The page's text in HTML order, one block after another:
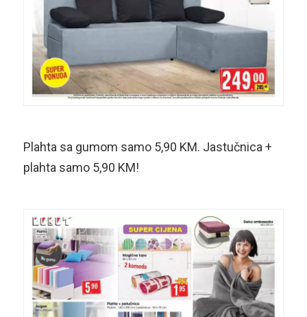
Plahta sa gumom samo 5,90 KM. Jastučnica +
plahta samo 5,90 KM!